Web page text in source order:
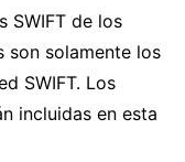
SWIFT de los
son solamente los
SWIFT. Los
incluidas en esta